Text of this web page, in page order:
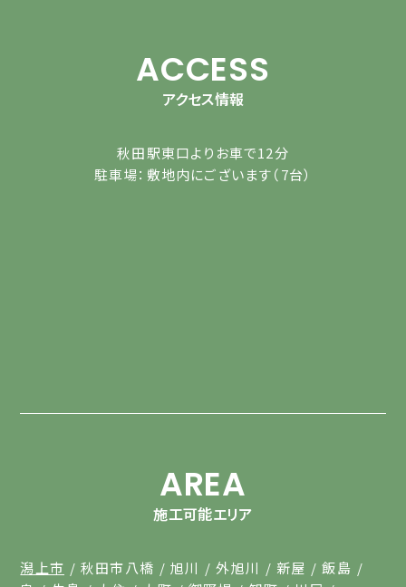
ACCESS
アクセス情報
秋田駅東口よりお車で12分
駐車場：敷地内にございます（7台）
AREA
施工可能エリア
潟上市 秋田市八橋 旭川 外旭川 新屋
飯島